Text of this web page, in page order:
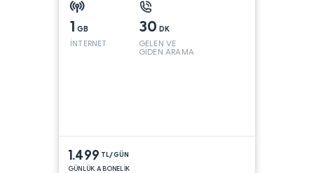
1 GB
İNTERNET
30 DK
GELEN VE
GİDEN ARAMA
1.499 TL/GÜN
GÜNLÜK ABONELİK